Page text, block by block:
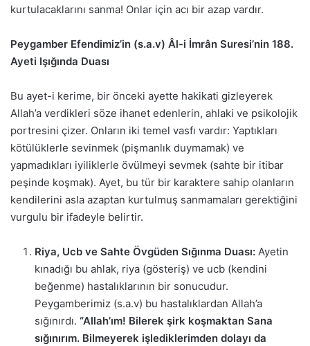
kurtulacaklarını sanma! Onlar için acı bir azap vardır.
Peygamber Efendimiz’in (s.a.v) Âl-i İmrân Suresi’nin 188.
Ayeti Işığında Duası
Bu ayet-i kerime, bir önceki ayette hakikati gizleyerek
Allah’a verdikleri söze ihanet edenlerin, ahlaki ve psikolojik
portresini çizer. Onların iki temel vasfı vardır: Yaptıkları
kötülüklerle sevinmek (pişmanlık duymamak) ve
yapmadıkları iyiliklerle övülmeyi sevmek (sahte bir itibar
peşinde koşmak). Ayet, bu tür bir karaktere sahip olanların
kendilerini asla azaptan kurtulmuş sanmamaları gerektiğini
vurgulu bir ifadeyle belirtir.
Riya, Ucb ve Sahte Övgüden Sığınma Duası: Ayetin
kınadığı bu ahlak, riya (gösteriş) ve ucb (kendini
beğenme) hastalıklarının bir sonucudur.
Peygamberimiz (s.a.v) bu hastalıklardan Allah’a
sığınırdı. “Allah’ım! Bilerek şirk koşmaktan Sana
sığınırım. Bilmeyerek işlediklerimden dolayı da